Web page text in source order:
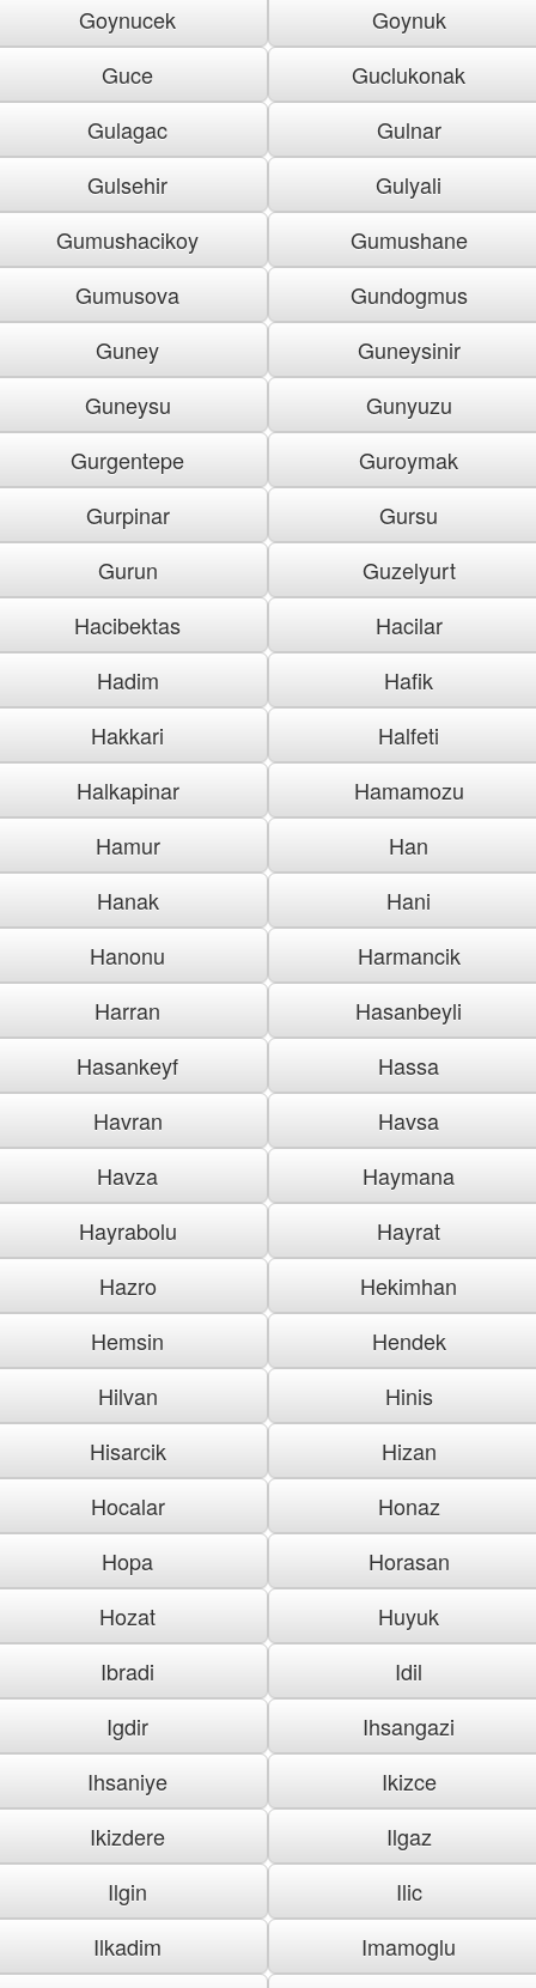
Goynucek
Goynuk
Guce
Guclukonak
Gulagac
Gulnar
Gulsehir
Gulyali
Gumushacikoy
Gumushane
Gumusova
Gundogmus
Guney
Guneysinir
Guneysu
Gunyuzu
Gurgentepe
Guroymak
Gurpinar
Gursu
Gurun
Guzelyurt
Hacibektas
Hacilar
Hadim
Hafik
Hakkari
Halfeti
Halkapinar
Hamamozu
Hamur
Han
Hanak
Hani
Hanonu
Harmancik
Harran
Hasanbeyli
Hasankeyf
Hassa
Havran
Havsa
Havza
Haymana
Hayrabolu
Hayrat
Hazro
Hekimhan
Hemsin
Hendek
Hilvan
Hinis
Hisarcik
Hizan
Hocalar
Honaz
Hopa
Horasan
Hozat
Huyuk
Ibradi
Idil
Igdir
Ihsangazi
Ihsaniye
Ikizce
Ikizdere
Ilgaz
Ilgin
Ilic
Ilkadim
Imamoglu